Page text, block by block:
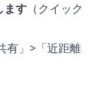
ます （クイック
有」>「近距離